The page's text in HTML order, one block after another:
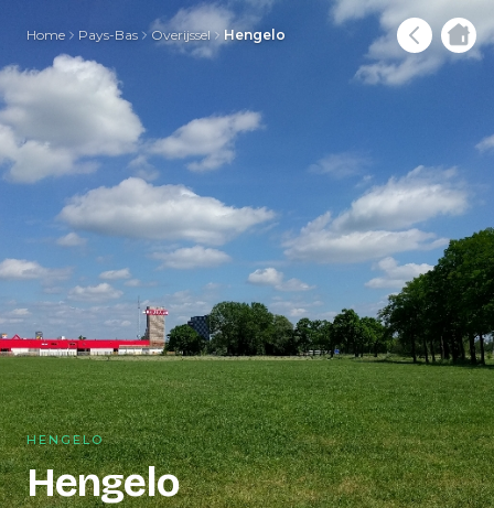
Home Pays-Bas Overijssel Hengelo
HENGELO
Hengelo